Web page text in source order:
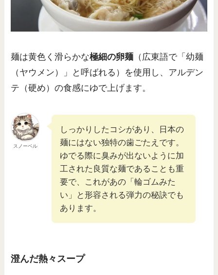
麺は黄色く滑らかな極細の卵麺 （広東語で「幼麺
（ヤウメン）」と呼ばれる）を使用し、アルデン
テ（硬め）の食感にゆで上げます。
スノーベル
しっかりしたコシがあり、日本の
麺にはない独特の歯ごたえです。
ゆでる際に臭みが出ないように加
工された良質な麺であることも重
要で、これがあの「輪ゴムみた
い」と形容される弾力の秘訣でも
あります。
澄んだ熱々スープ